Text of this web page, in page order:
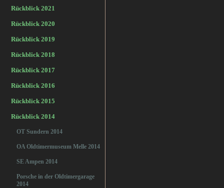
Rückblick 2021
Rückblick 2020
Rückblick 2019
Rückblick 2018
Rückblick 2017
Rückblick 2016
Rückblick 2015
Rückblick 2014
OT Sundern 2014
OA Oldtimermuseum Melle 2014
SE Ampen 2014
Porsche in der Oldtimergarage
2014